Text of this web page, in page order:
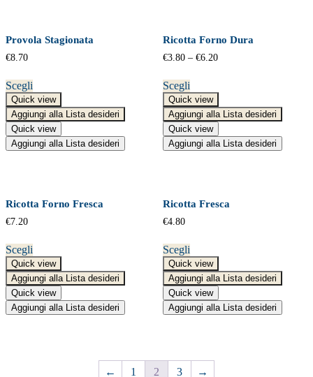
Provola Stagionata
€8.70
Scegli
Quick view
Aggiungi alla Lista desideri
Quick view
Aggiungi alla Lista desideri
Ricotta Forno Dura
€3.80– €6.20
Scegli
Quick view
Aggiungi alla Lista desideri
Quick view
Aggiungi alla Lista desideri
Ricotta Forno Fresca
€7.20
Scegli
Quick view
Aggiungi alla Lista desideri
Quick view
Aggiungi alla Lista desideri
Ricotta Fresca
€4.80
Scegli
Quick view
Aggiungi alla Lista desideri
Quick view
Aggiungi alla Lista desideri
← 1 2 3
→